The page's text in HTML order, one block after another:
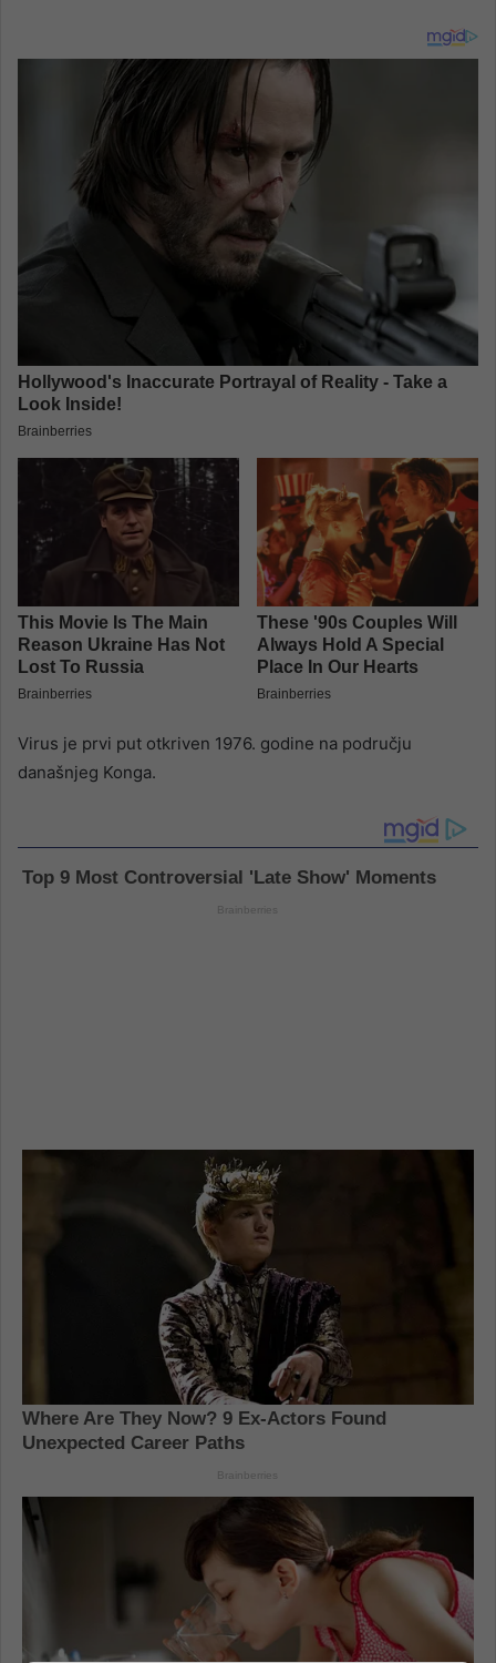
Virus je prvi put otkriven 1976. godine na području
današnjeg Konga.